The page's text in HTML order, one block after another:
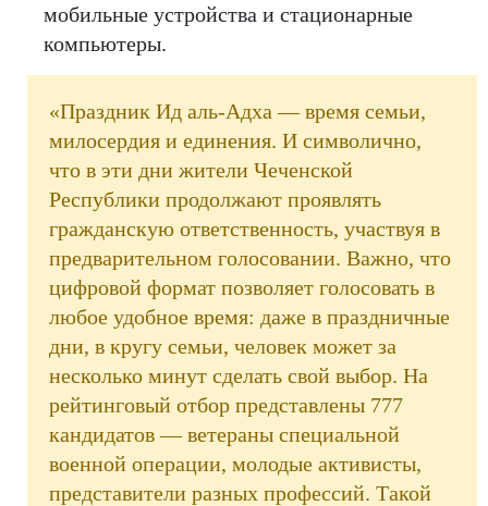
мобильные устройства и стационарные
компьютеры.
«Праздник Ид аль-Адха — время семьи,
милосердия и единения. И символично,
что в эти дни жители Чеченской
Республики продолжают проявлять
гражданскую ответственность, участвуя в
предварительном голосовании. Важно, что
цифровой формат позволяет голосовать в
любое удобное время: даже в праздничные
дни, в кругу семьи, человек может за
несколько минут сделать свой выбор. На
рейтинговый отбор представлены 777
кандидатов — ветераны специальной
военной операции, молодые активисты,
представители разных профессий. Такой